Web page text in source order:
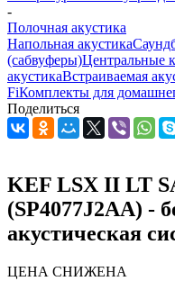
-
Полочная акустика
Напольная акустика
(сабвуферы)Центральные
акустикаВстраиваемая
FiКомплекты для
Поделиться
KEF LSX II LT
(SP4077J2AA) -
акустическая
ЦЕНА СНИЖЕНА